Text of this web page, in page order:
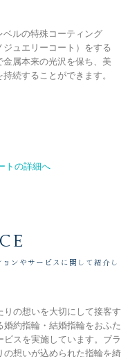
ベルの特殊コーティング
ジュエリーコート）をする
金属本来の光沢を保ち、美
持続することができます。
トの詳細へ
ンやサービスに関して紹介し
りの想いを大切にして接客す
約指輪・結婚指輪をおふた
スを実施しています。ブラ
想いが込められた指輪を綺